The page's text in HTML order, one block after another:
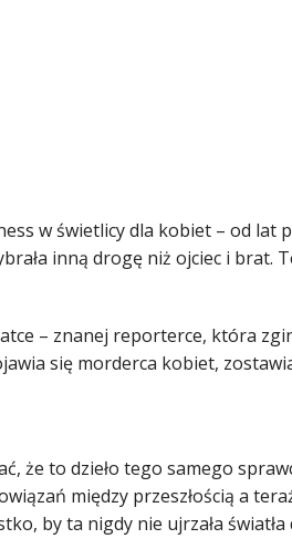
w świetlicy dla kobiet – od lat
inną drogę niż ojciec i brat.
– znanej reporterce, która
się morderca kobiet,
że to dzieło tego samego
między przeszłością a
by ta nigdy nie ujrzała światła